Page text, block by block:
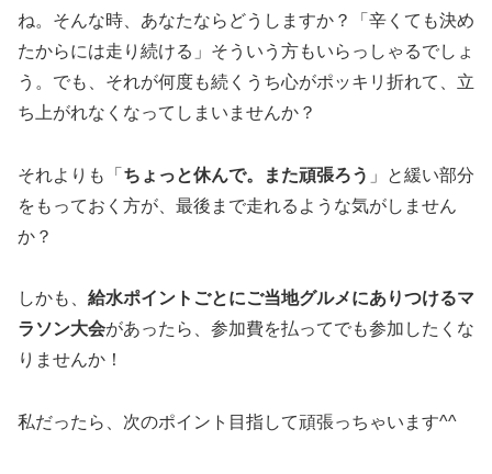
ね。そんな時、あなたならどうしますか？「辛くても決め
たからには走り続ける」そういう方もいらっしゃるでしょ
う。でも、それが何度も続くうち心がポッキリ折れて、立
ち上がれなくなってしまいませんか？
それよりも「 ちょっと休んで。また頑張ろう 」と緩い部分
をもっておく方が、最後まで走れるような気がしません
か？
しかも、 給水ポイントごとにご当地グルメにありつけるマ
ラソン大会があったら、参加費を払ってでも参加したくな
りませんか！
私だったら、次のポイント目指して頑張っちゃいます^^